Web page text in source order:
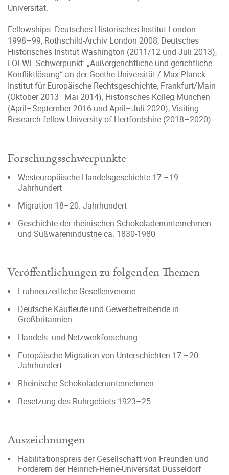
Universität.
Fellowships: Deutsches Historisches Institut London
1998–99, Rothschild-Archiv London 2008, Deutsches
Historisches Institut Washington (2011/12 und Juli 2013),
LOEWE-Schwerpunkt: „Außergerichtliche und gerichtliche
Konfliktlösung“ an der Goethe-Universität / Max Planck
Institut für Europäische Rechtsgeschichte, Frankfurt/Main
(Oktober 2013–Mai 2014), Historisches Kolleg München
(April–September 2016 und April–Juli 2020), Visiting
Research fellow University of Hertfordshire (2018–2020).
Forschungsschwerpunkte
Westeuropäische Handelsgeschichte 17.–19.
Jahrhundert
Migration 18–20. Jahrhundert
Geschichte der rheinischen Schokoladenunternehmen
und Süßwarenindustrie ca. 1830-1980
Veröffentlichungen zu folgenden Themen
Frühneuzeitliche Gesellenvereine
Deutsche Kaufleute und Gewerbetreibende in
Großbritannien
Handels- und Netzwerkforschung
Europäische Migration von Unterschichten 17.–20.
Jahrhundert
Rheinische Schokoladenunternehmen
Besetzung des Ruhrgebiets 1923–25
Auszeichnungen
Habilitationspreis der Gesellschaft von Freunden und
Förderern der Heinrich-Heine-Universität Düsseldorf